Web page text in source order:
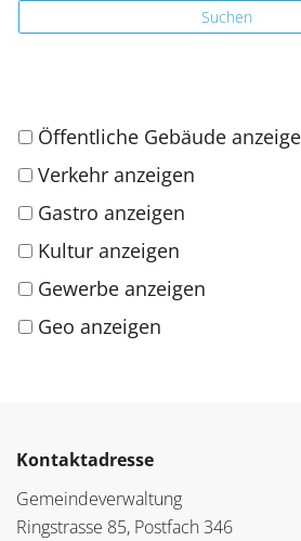
Suchen
Öffentliche Gebäude
Verkehr anzeigen
Gastro anzeigen
Kultur anzeigen
Gewerbe anzeigen
Geo anzeigen
Kontaktadresse
Gemeindeverwaltung
Ringstrasse 85, Postfach 346